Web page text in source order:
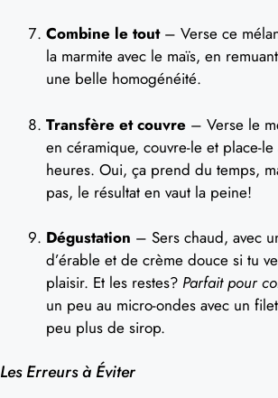
Combine le tout– Verse ce
la marmite avec le maïs, en
une belle homogénéité.
Transfère et couvre – Verse le
en céramique, couvre-le et place-
heures. Oui, ça prend du temps,
pas, le résultat en vaut la peine!
Dégustation – Sers chaud, avec
d’érable et de crème douce si tu
plaisir. Et les restes? Parfait pour
un peu au micro-ondes avec un
peu plus de sirop.
Les Erreurs à Éviter